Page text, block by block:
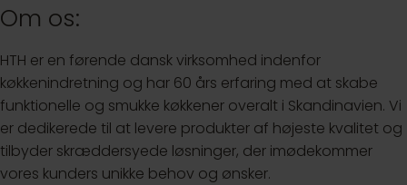
Om os:
HTH er en førende dansk virksomhed indenfor
køkkenindretning og har 60 års erfaring med at skabe
funktionelle og smukke køkkener overalt i Skandinavien. Vi
er dedikerede til at levere produkter af højeste kvalitet og
tilbyder skræddersyede løsninger, der imødekommer
vores kunders unikke behov og ønsker.